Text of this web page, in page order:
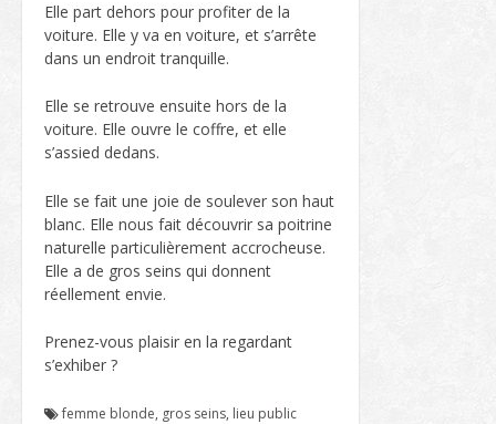
Elle part dehors pour profiter de la
voiture. Elle y va en voiture, et s’arrête
dans un endroit tranquille.
Elle se retrouve ensuite hors de la
voiture. Elle ouvre le coffre, et elle
s’assied dedans.
Elle se fait une joie de soulever son haut
blanc. Elle nous fait découvrir sa poitrine
naturelle particulièrement accrocheuse.
Elle a de gros seins qui donnent
réellement envie.
Prenez-vous plaisir en la regardant
s’exhiber ?
femme blonde, gros seins, lieu public